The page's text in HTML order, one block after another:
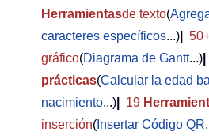
Herramientasde texto(
caracteres específicos...)
gráfico(Diagrama de Gantt...)
prácticas(Calcular la edad
nacimiento...) 19
inserción( Insertar Código QR,